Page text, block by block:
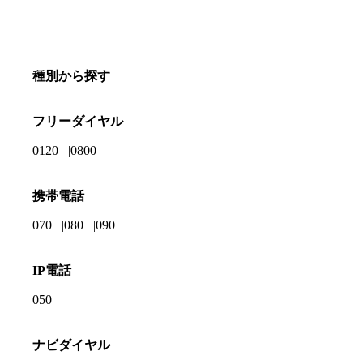
種別から探す
フリーダイヤル
0120 0800
携帯電話
070 080 090
IP電話
050
ナビダイヤル